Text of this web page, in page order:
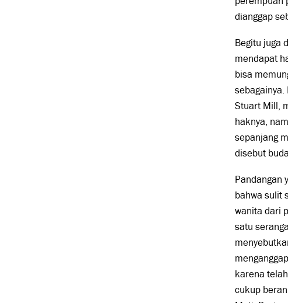
dianggap
Begitu juga
mendapat
bisa
Stuart Mill,
haknya,
sepanjang
disebut
Pandangan
bahwa sulit
wanita dari
satu
karena
cukup